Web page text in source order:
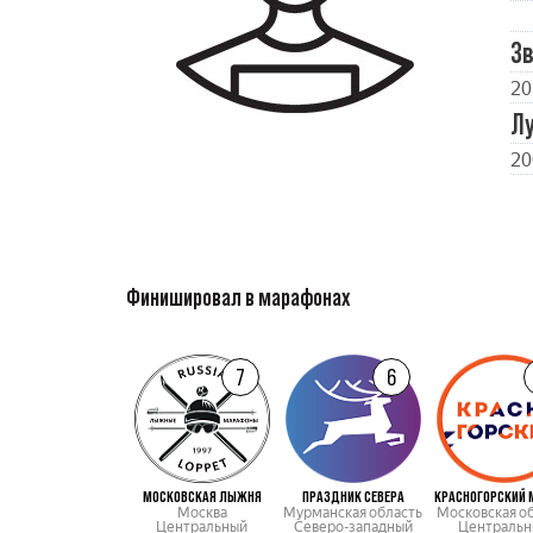
Финишировал в марафонах
7
МОСКОВСКАЯ ЛЫЖНЯ
Москва
Центральный
6
ПРАЗДНИК СЕВЕРА
Мурманская область
Северо-западный
Московская